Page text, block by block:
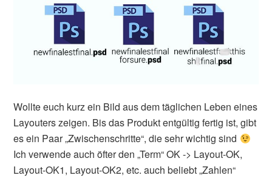
Wollte euch kurz ein Bild aus dem täglichen Leben eines
Layouters zeigen. Bis das Produkt entgültig fertig ist, gibt
es ein Paar „Zwischenschritte“, die sehr wichtig sind
Ich verwende auch öfter den „Term“ OK -> Layout-OK,
Layout-OK1, Layout-OK2, etc. auch beliebt „Zahlen“